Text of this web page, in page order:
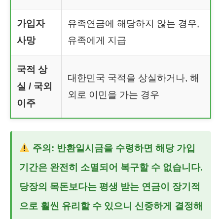
가입자
사망
유족연금에 해당하지 않는 경우,
유족에게 지급
국적 상
실 / 국외
이주
대한민국 국적을 상실하거나, 해
외로 이민을 가는 경우
주의: 반환일시금을 수령하면 해당 가입
기간은 완전히 소멸되어 복구할 수 없습니다.
당장의 목돈보다는 평생 받는 연금이 장기적
으로 훨씬 유리할 수 있으니 신중하게 결정해